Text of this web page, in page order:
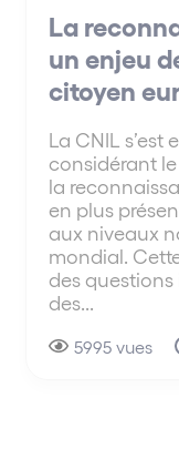
La
un enjeu
citoyen
La CNIL s’est
considérant le
la
en plus
aux niveaux
mondial.
des
des...
5995 vues